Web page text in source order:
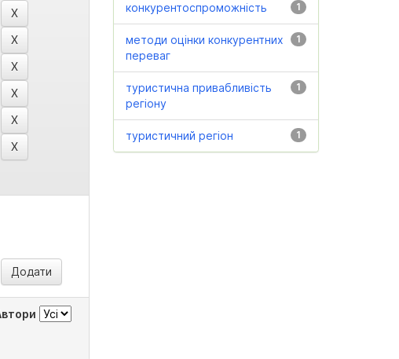
1
конкурентоспроможність
1
методи оцінки конкурентних
переваг
1
туристична привабливість
регіону
1
туристичний регіон